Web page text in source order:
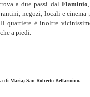
a due passi dal Flaminio
negozi, locali e cinema
quartiere è inoltre
a piedi.
di Maria; San Roberto Bellarmino.